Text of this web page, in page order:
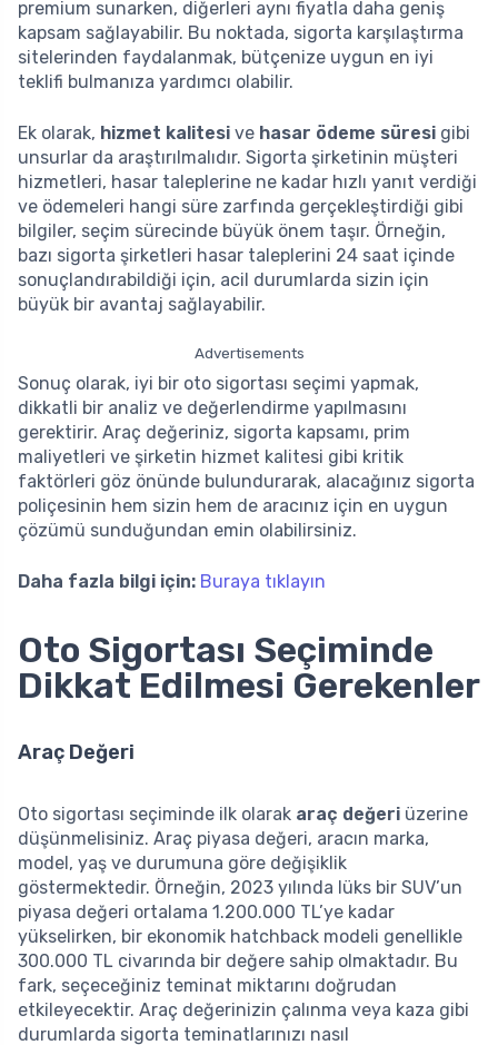
premium sunarken, diğerleri aynı fiyatla daha geniş
kapsam sağlayabilir. Bu noktada, sigorta karşılaştırma
sitelerinden faydalanmak, bütçenize uygun en iyi
teklifi bulmanıza yardımcı olabilir.
Ek olarak, hizmet kalitesi ve hasar ödeme süresi gibi
unsurlar da araştırılmalıdır. Sigorta şirketinin müşteri
hizmetleri, hasar taleplerine ne kadar hızlı yanıt verdiği
ve ödemeleri hangi süre zarfında gerçekleştirdiği gibi
bilgiler, seçim sürecinde büyük önem taşır. Örneğin,
bazı sigorta şirketleri hasar taleplerini 24 saat içinde
sonuçlandırabildiği için, acil durumlarda sizin için
büyük bir avantaj sağlayabilir.
Advertisements
Sonuç olarak, iyi bir oto sigortası seçimi yapmak,
dikkatli bir analiz ve değerlendirme yapılmasını
gerektirir. Araç değeriniz, sigorta kapsamı, prim
maliyetleri ve şirketin hizmet kalitesi gibi kritik
faktörleri göz önünde bulundurarak, alacağınız sigorta
poliçesinin hem sizin hem de aracınız için en uygun
çözümü sunduğundan emin olabilirsiniz.
Daha fazla bilgi için: Buraya tıklayın
Oto Sigortası Seçiminde
Dikkat Edilmesi Gerekenler
Araç Değeri
Oto sigortası seçiminde ilk olarak araç değeri üzerine
düşünmelisiniz. Araç piyasa değeri, aracın marka,
model, yaş ve durumuna göre değişiklik
göstermektedir. Örneğin, 2023 yılında lüks bir SUV’un
piyasa değeri ortalama 1.200.000 TL’ye kadar
yükselirken, bir ekonomik hatchback modeli genellikle
300.000 TL civarında bir değere sahip olmaktadır. Bu
fark, seçeceğiniz teminat miktarını doğrudan
etkileyecektir. Araç değerinizin çalınma veya kaza gibi
durumlarda sigorta teminatlarınızı nasıl